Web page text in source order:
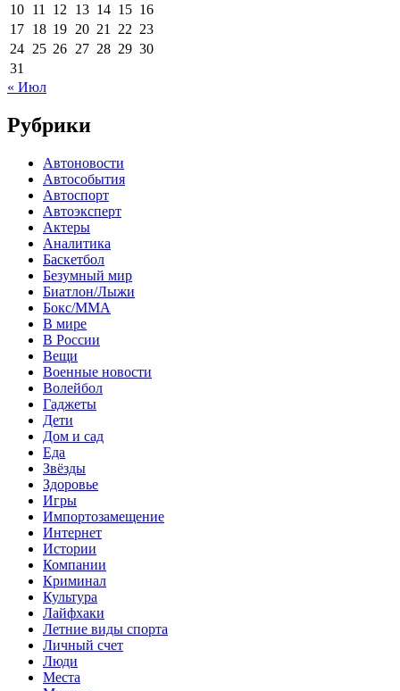
10 11 12 13 14 15 16
17 18 19 20 21 22 23
24 25 26 27 28 29 30
31
« Июл
Рубрики
Автоновости
Автособытия
Автоспорт
Автоэксперт
Актеры
Аналитика
Баскетбол
Безумный мир
Биатлон/Лыжи
Бокс/MMA
В мире
В России
Вещи
Военные новости
Волейбол
Гаджеты
Дети
Дом и сад
Еда
Звёзды
Здоровье
Игры
Импортозамещение
Интернет
Истории
Компании
Криминал
Культура
Лайфхаки
Летние виды спорта
Личный счет
Люди
Места